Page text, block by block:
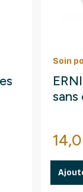
Soin
sans
Prix